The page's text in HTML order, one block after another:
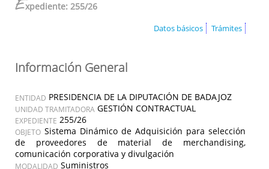
Expediente: 255/26
Datos básicos Trámites
Información General
ENTIDAD PRESIDENCIA DE LA DIPUTACIÓN DE BADAJOZ
UNIDAD TRAMITADORA GESTIÓN CONTRACTUAL
EXPEDIENTE 255/26
OBJETO Sistema Dinámico de Adquisición para selección
de proveedores de material de merchandising,
comunicación corporativa y divulgación
MODALIDAD Suministros